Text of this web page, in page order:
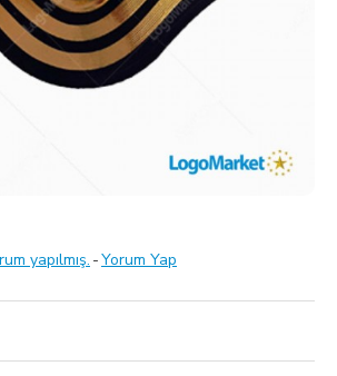
yapılmış. -Yorum Yap